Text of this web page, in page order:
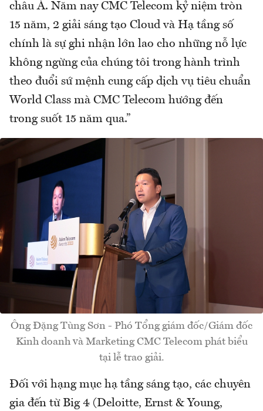
châu Á. Năm nay CMC Telecom kỷ niệm tròn
15 năm, 2 giải sáng tạo Cloud và Hạ tầng số
chính là sự ghi nhận lớn lao cho những nỗ lực
không ngừng của chúng tôi trong hành trình
theo đuổi sứ mệnh cung cấp dịch vụ tiêu chuẩn
World Class mà CMC Telecom hướng đến
trong suốt 15 năm qua.”
Ông Đặng Tùng Sơn - Phó Tổng giám đốc/Giám đốc
Kinh doanh và Marketing CMC Telecom phát biểu
tại lễ trao giải.
Đối với hạng mục hạ tầng sáng tạo, các chuyên
gia đến từ Big 4 (Deloitte, Ernst & Young,